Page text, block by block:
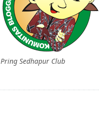
Pring Sedhapur Club